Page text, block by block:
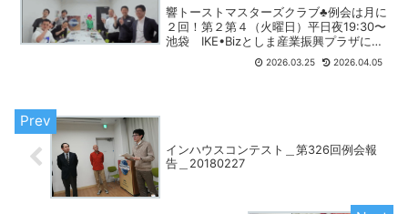
響トーストマスターズクラブ♣️例会は月に
２回！第２第４（火曜日）平日夜19:30〜
池袋 IKE•Bizとしま産業振興プラザにて
開催されてます。本日の例会は！【こん
な例会がしたい】をスピーチの部で発表
2026.03.25 2026.04.05
インハウスコンテスト＿第326回例会報
告＿20180227